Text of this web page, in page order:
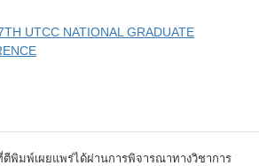
UTCC NATIONAL GRADUATE
ตีพิมพ์เผยแพร่ได้ผ่านการพิจารณาทางวิชาการ